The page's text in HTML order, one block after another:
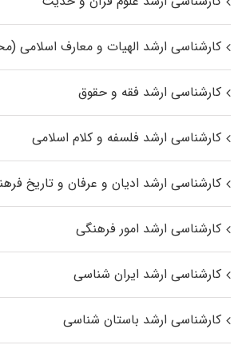
کارشناسی ارشد الهیات و معارف
کارشناسی ارشد فقه و حقوق
کارشناسی ارشد فلسفه و کلام اسلامی
کارشناسی ارشد ادیان و عرفان و تاریخ
کارشناسی ارشد امور فرهنگی
کارشناسی ارشد ایران شناسی
کارشناسی ارشد باستان شناسی